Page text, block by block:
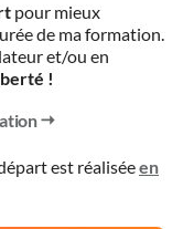
pour mieux
de ma formation.
et/ou en
!
est réaliséeen